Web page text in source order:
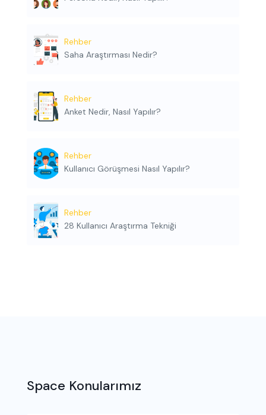
Rehber
Saha Araştırması Nedir?
Rehber
Anket Nedir, Nasıl Yapılır?
Rehber
Kullanıcı Görüşmesi Nasıl Yapılır?
Rehber
28 Kullanıcı Araştırma Tekniği
Space Konularımız